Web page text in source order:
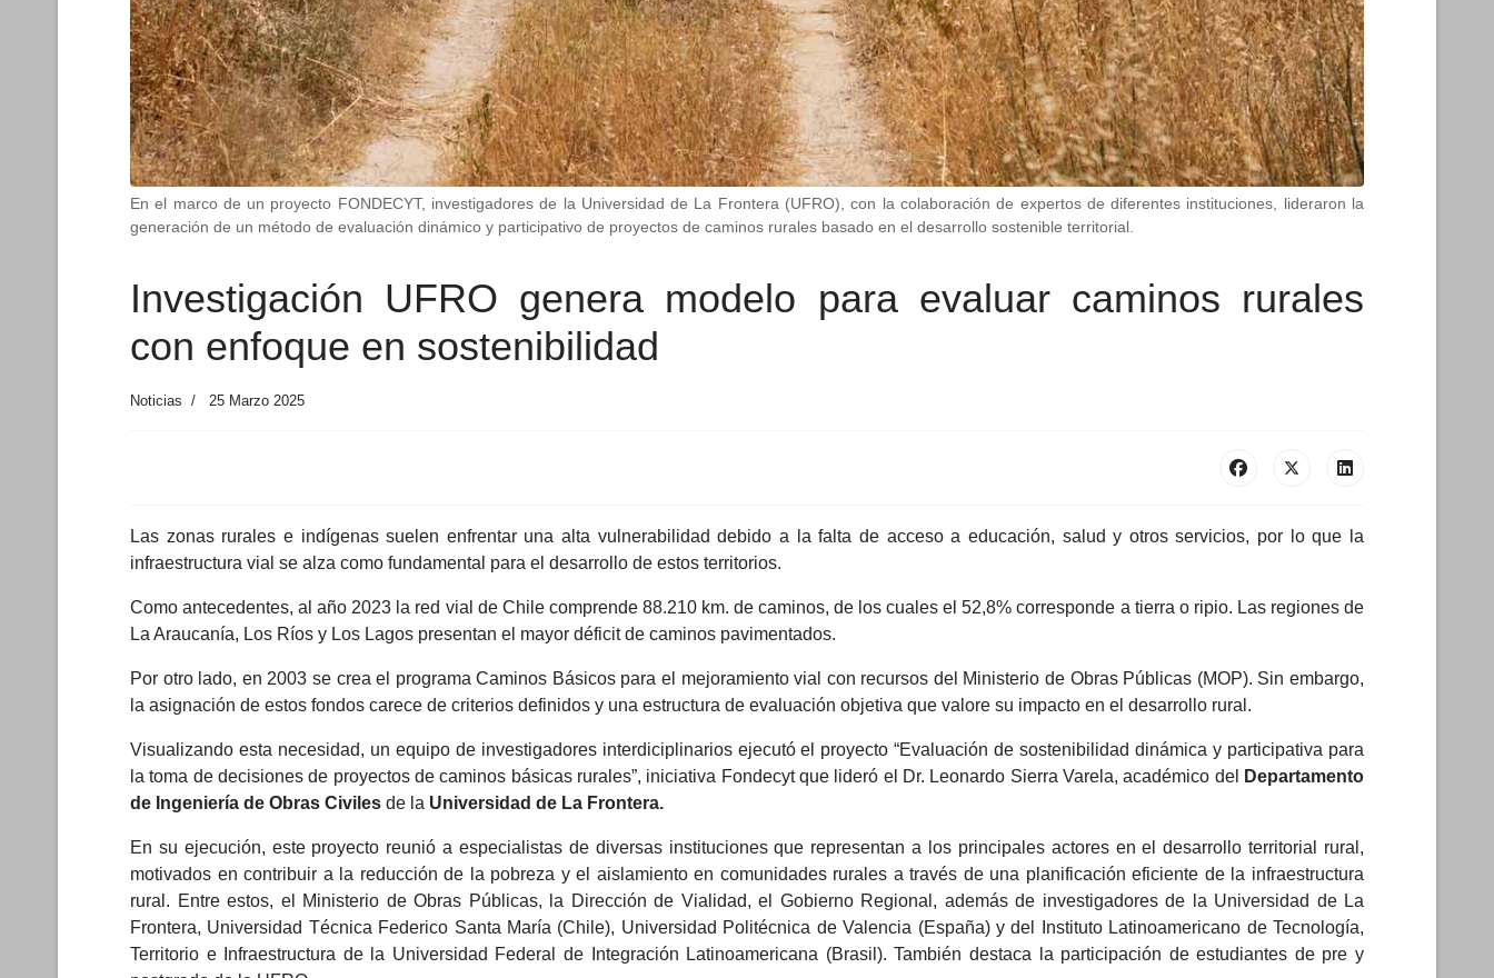
En el marco de un proyecto FONDECYT, investigadores de la Universidad de La Frontera (UFRO), con la colaboración de expertos de diferentes instituciones, lideraron la
generación de un método de evaluación dinámico y participativo de proyectos de caminos rurales basado en el desarrollo sostenible territorial.
Investigación UFRO genera modelo para evaluar caminos rurales
con enfoque en sostenibilidad
Noticias 25 Marzo 2025
Las zonas rurales e indígenas suelen enfrentar una alta vulnerabilidad debido a la falta de acceso a educación, salud y otros servicios, por lo que la
infraestructura vial se alza como fundamental para el desarrollo de estos territorios.
Como antecedentes, al año 2023 la red vial de Chile comprende 88.210 km. de caminos, de los cuales el 52,8% corresponde a tierra o ripio. Las regiones de
La Araucanía, Los Ríos y Los Lagos presentan el mayor déficit de caminos pavimentados.
Por otro lado, en 2003 se crea el programa Caminos Básicos para el mejoramiento vial con recursos del Ministerio de Obras Públicas (MOP). Sin embargo,
la asignación de estos fondos carece de criterios definidos y una estructura de evaluación objetiva que valore su impacto en el desarrollo rural.
Visualizando esta necesidad, un equipo de investigadores interdiciplinarios ejecutó el proyecto “Evaluación de sostenibilidad dinámica y participativa para
la toma de decisiones de proyectos de caminos básicas rurales”, iniciativa Fondecyt que lideró el Dr. Leonardo Sierra Varela, académico del
Departamento
de Ingeniería de Obras Civiles de la Universidad de La Frontera.
En su ejecución, este proyecto reunió a especialistas de diversas instituciones que representan a los principales actores en el desarrollo territorial rural,
motivados en contribuir a la reducción de la pobreza y el aislamiento en comunidades rurales a través de una planificación eficiente de la infraestructura
rural. Entre estos, el Ministerio de Obras Públicas, la Dirección de Vialidad, el Gobierno Regional, además de investigadores de la Universidad de La
Frontera, Universidad Técnica Federico Santa María (Chile), Universidad Politécnica de Valencia (España) y del Instituto Latinoamericano de Tecnología,
Territorio e Infraestructura de la Universidad Federal de Integración Latinoamericana (Brasil). También destaca la participación de estudiantes de pre y